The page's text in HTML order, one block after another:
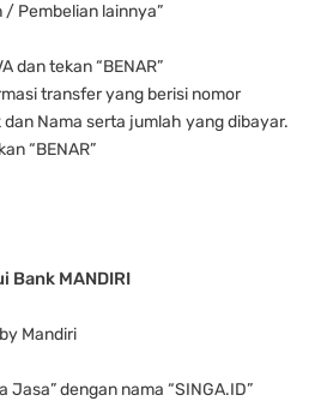
Pembelian lainnya”
dan tekan “BENAR”
transfer yang berisi nomor
Nama serta jumlah yang dibayar.
“BENAR”
Bank MANDIRI
Mandiri
Jasa” dengan nama “SINGA.ID”